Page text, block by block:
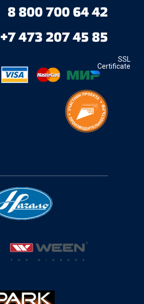
8 800 700 64 42
+7 473 207 45 85
SSL
Certificate